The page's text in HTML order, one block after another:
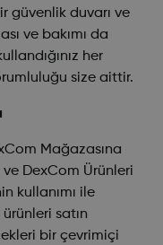
güvenlik duvarı ve
ve bakımı da
her
size aittir.
Mağazasına
DexCom Ürünleri
kullanımı ile
satın
bir çevrimiçi